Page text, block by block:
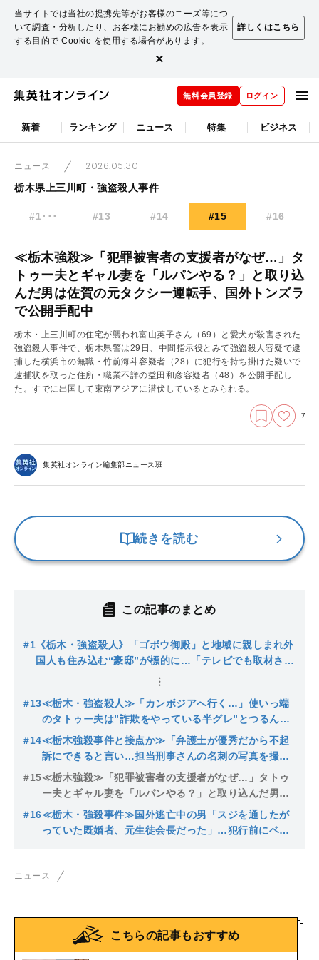
当サイトでは当社の提携先等がお客様のニーズ等につ
いて調査・分析したり、お客様にお勧めの広告を表示
する目的で Cookie を使用する場合があります。
詳しくはこちら
×
無料会員登録 ログイン
新着 ランキング ニュース 特集 ビジネス
ニュース
2026.05.30
栃木県上三川町・強盗殺人事件
#1･･･ #13 #14 #15 #16
≪栃木強殺≫「犯罪被害者の支援者がなぜ…」タ
トゥー夫とギャル妻を「ルパンやる？」と取り込
んだ男は佐賀の元タクシー運転手、国外トンズラ
で公開手配中
栃木・上三川町の住宅が襲われ富山英子さん（69）と愛犬が殺害された
強盗殺人事件で、栃木県警は29日、中間指示役とみて強盗殺人容疑で逮
捕した横浜市の無職・竹前海斗容疑者（28）に犯行を持ち掛けた疑いで
逮捕状を取った住所・職業不詳の益田和彦容疑者（48）を公開手配し
た。すでに出国して東南アジアに潜伏しているとみられる。
7
集英社オンライン編集部ニュース班
続きを読む
この記事のまとめ
#1 《栃木・強盗殺人》「ゴボウ御殿」と地域に親しまれ外
国人も住み込む“豪邸”が標的に…「テレビでも取材され
た有名なお宅でした」前日から度々不審者…16歳少年が
#13≪栃木・強盗殺人≫「カンボジアへ行く…」使いっ端
のタトゥー夫は”詐欺をやっている半グレ”とつるんで
いた「ヤクザじゃないから…もう少しで抜けられる」
トクリュウと接点か
#14≪栃木強殺事件と接点か≫「弁護士が優秀だから不起
訴にできると言い…担当刑事さんの名刺の写真を撮っ
ていった」逮捕された搾乳アルバイト男（20）の母に
接触してきた“謎の男”
#15≪栃木強殺≫「犯罪被害者の支援者がなぜ…」タトゥ
ー夫とギャル妻を「ルパンやる？」と取り込んだ男は
佐賀の元タクシー運転手、国外トンズラで公開手配中
#16≪栃木・強殺事件≫国外逃亡中の男「スジを通したが
っていた既婚者、元生徒会長だった」…犯行前にベッ
ニュース
こちらの記事もおすすめ